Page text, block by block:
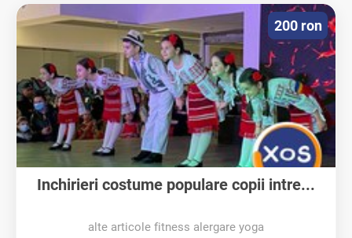
Inchirieri costume populare copii intre...
alte articole fitness alergare yoga
200 ron